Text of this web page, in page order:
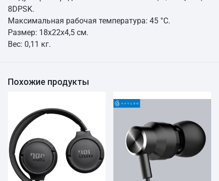
8DPSK.
Максимальная рабочая температура: 45 °C.
Размер: 18x22x4,5 см.
Вес: 0,11 кг.
Похожие продукты